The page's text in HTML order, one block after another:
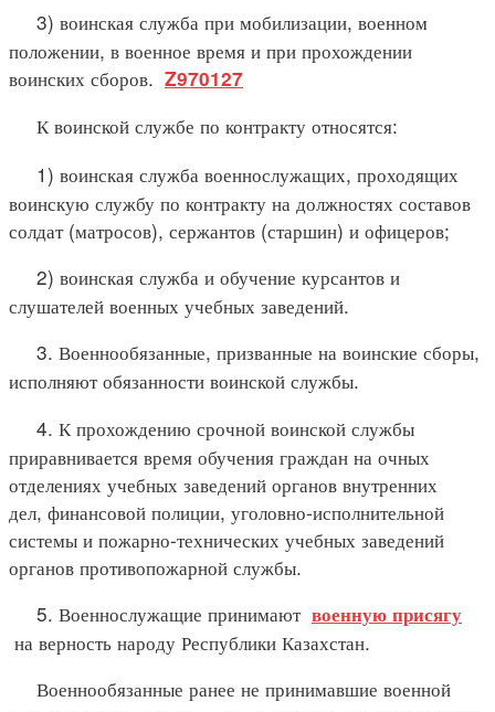
3) воинская служба при мобилизации, военном
положении, в военное время и при прохождении
воинских сборов. Z970127
К воинской службе по контракту относятся:
1) воинская служба военнослужащих, проходящих
воинскую службу по контракту на должностях составов
солдат (матросов), сержантов (старшин) и офицеров;
2) воинская служба и обучение курсантов и
слушателей военных учебных заведений.
3. Военнообязанные, призванные на воинские сборы,
исполняют обязанности воинской службы.
4. К прохождению срочной воинской службы
приравнивается время обучения граждан на очных
отделениях учебных заведений органов внутренних
дел, финансовой полиции, уголовно-исполнительной
системы и пожарно-технических учебных заведений
органов противопожарной службы.
5. Военнослужащие принимают военную присягу
на верность народу Республики Казахстан.
Военнообязанные ранее не принимавшие военной